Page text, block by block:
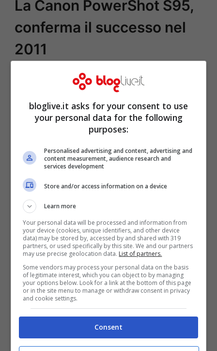
La Canon PowerShot S95,
conferma il successo nel
2011
diTiziana Cazziero
La Canon PowerShot S95 è la seconda
preferita in questo 2011 appena iniziato
positivo anche questo verso la Canon EOS
5D Mark II, aggiudicandole insieme ad altri
colleghi e professionisti del settore la
preferenza assoluta. Ma parliamo di
questa Canon PowerShot S95 che ha
immagazzinato il favore di quest’ente …
Leggi tutto
Sony Cyber-Shot W530,
esordiente nel 2011
Tiziana Cazziero
bloglive.it asks for your consent to use
your personal data for the following
purposes:
Personalised advertising and content, advertising and
content measurement, audience research and
services development
Store and/or access information on a device
Learn more
Your personal data will be processed and information from
your device (cookies, unique identifiers, and other device
data) may be stored by, accessed by and shared with 319
partners, or used specifically by this site. We and our partners
may use precise geolocation data. List of partners.
Some vendors may process your personal data on the basis
of legitimate interest, which you can object to by managing
your options below. Look for a link at the bottom of this page
or in the site menu to manage or withdraw consent in privacy
and cookie settings.
Consent